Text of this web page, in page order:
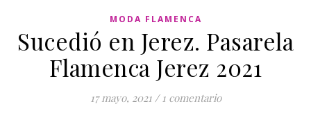
MODA FLAMENCA
Sucedió en Jerez. Pasarela
Flamenca Jerez 2021
17 mayo, 2021 / 1 comentario